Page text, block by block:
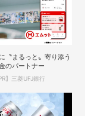
〝まるっと〟寄り添う
のパートナー
PR】三菱UFJ銀行